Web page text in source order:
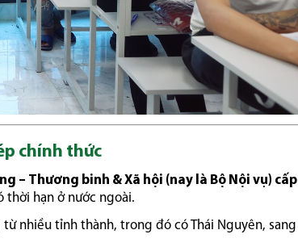
chính thức
– Thương binh & Xã hội (nay là Bộ Nội vụ) cấp
thời hạn ở nước ngoài.
nhiều tỉnh thành, trong đó có Thái Nguyên, sang